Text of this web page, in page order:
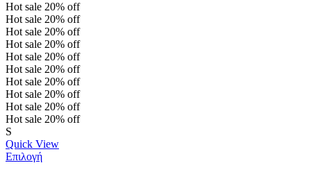
Hot sale 20% off
Hot sale 20% off
Hot sale 20% off
Hot sale 20% off
Hot sale 20% off
Hot sale 20% off
Hot sale 20% off
Hot sale 20% off
Hot sale 20% off
Hot sale 20% off
S
Quick View
Επιλογή